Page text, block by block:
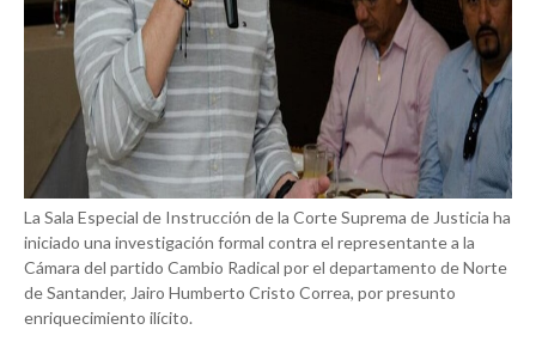
La Sala Especial de Instrucción de la Corte Suprema de Justicia ha
iniciado una investigación formal contra el representante a la
Cámara del partido Cambio Radical por el departamento de Norte
de Santander, Jairo Humberto Cristo Correa, por presunto
enriquecimiento ilícito.